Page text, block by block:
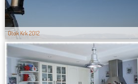
Otok Krk 2012